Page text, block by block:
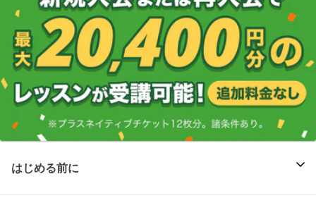
はじめる前に